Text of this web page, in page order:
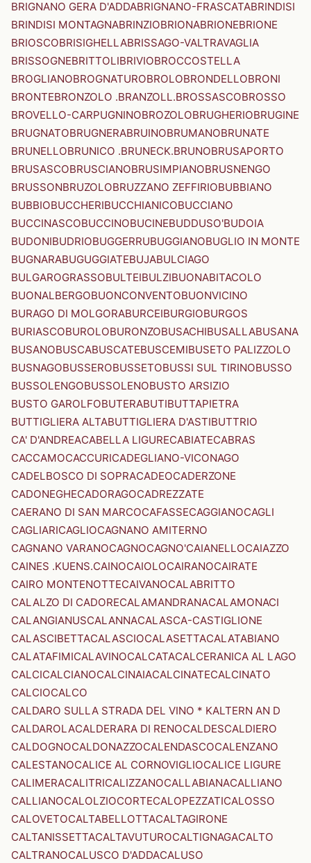
BRIGNANO GERA D'ADDABRIGNANO-FRASCATABRINDISI
BRINDISI MONTAGNABRINZIOBRIONABRIONEBRIONE
BRIOSCOBRISIGHELLABRISSAGO-VALTRAVAGLIA
BRISSOGNEBRITTOLIBRIVIOBROCCOSTELLA
BROGLIANOBROGNATUROBROLOBRONDELLOBRONI
BRONTEBRONZOLO .BRANZOLL.BROSSASCOBROSSO
BROVELLO-CARPUGNINOBROZOLOBRUGHERIOBRUGINE
BRUGNATOBRUGNERABRUINOBRUMANOBRUNATE
BRUNELLOBRUNICO .BRUNECK.BRUNOBRUSAPORTO
BRUSASCOBRUSCIANOBRUSIMPIANOBRUSNENGO
BRUSSONBRUZOLOBRUZZANO ZEFFIRIOBUBBIANO
BUBBIOBUCCHERIBUCCHIANICOBUCCIANO
BUCCINASCOBUCCINOBUCINEBUDDUSO'BUDOIA
BUDONIBUDRIOBUGGERRUBUGGIANOBUGLIO IN MONTE
BUGNARABUGUGGIATEBUJABULCIAGO
BULGAROGRASSOBULTEIBULZIBUONABITACOLO
BUONALBERGOBUONCONVENTOBUONVICINO
BURAGO DI MOLGORABURCEIBURGIOBURGOS
BURIASCOBUROLOBURONZOBUSACHIBUSALLABUSANA
BUSANOBUSCABUSCATEBUSCEMIBUSETO PALIZZOLO
BUSNAGOBUSSEROBUSSETOBUSSI SUL TIRINOBUSSO
BUSSOLENGOBUSSOLENOBUSTO ARSIZIO
BUSTO GAROLFOBUTERABUTIBUTTAPIETRA
BUTTIGLIERA ALTABUTTIGLIERA D'ASTIBUTTRIO
CA' D'ANDREACABELLA LIGURECABIATECABRAS
CACCAMOCACCURICADEGLIANO-VICONAGO
CADELBOSCO DI SOPRACADEOCADERZONE
CADONEGHECADORAGOCADREZZATE
CAERANO DI SAN MARCOCAFASSECAGGIANOCAGLI
CAGLIARICAGLIOCAGNANO AMITERNO
CAGNANO VARANOCAGNOCAGNO'CAIANELLOCAIAZZO
CAINES .KUENS.CAINOCAIOLOCAIRANOCAIRATE
CAIRO MONTENOTTECAIVANOCALABRITTO
CALALZO DI CADORECALAMANDRANACALAMONACI
CALANGIANUSCALANNACALASCA-CASTIGLIONE
CALASCIBETTACALASCIOCALASETTACALATABIANO
CALATAFIMICALAVINOCALCATACALCERANICA AL LAGO
CALCICALCIANOCALCINAIACALCINATECALCINATO
CALCIOCALCO
CALDARO SULLA STRADA DEL VINO * KALTERN AN D
CALDAROLACALDERARA DI RENOCALDESCALDIERO
CALDOGNOCALDONAZZOCALENDASCOCALENZANO
CALESTANOCALICE AL CORNOVIGLIOCALICE LIGURE
CALIMERACALITRICALIZZANOCALLABIANACALLIANO
CALLIANOCALOLZIOCORTECALOPEZZATICALOSSO
CALOVETOCALTABELLOTTACALTAGIRONE
CALTANISSETTACALTAVUTUROCALTIGNAGACALTO
CALTRANOCALUSCO D'ADDACALUSO